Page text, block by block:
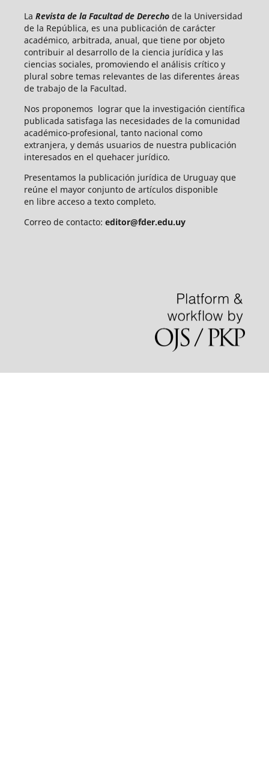
La Revista de la Facultad de Derecho de la Universidad
de la República, es una publicación de carácter
académico, arbitrada, anual, que tiene por objeto
contribuir al desarrollo de la ciencia jurídica y las
ciencias sociales, promoviendo el análisis crítico y
plural sobre temas relevantes de las diferentes áreas
de trabajo de la Facultad.
Nos proponemos lograr que la investigación científica
publicada satisfaga las necesidades de la comunidad
académico-profesional, tanto nacional como
extranjera, y demás usuarios de nuestra publicación
interesados en el quehacer jurídico.
Presentamos la publicación jurídica de Uruguay que
reúne el mayor conjunto de artículos disponible
en libre acceso a texto completo.
Correo de contacto: editor@fder.edu.uy